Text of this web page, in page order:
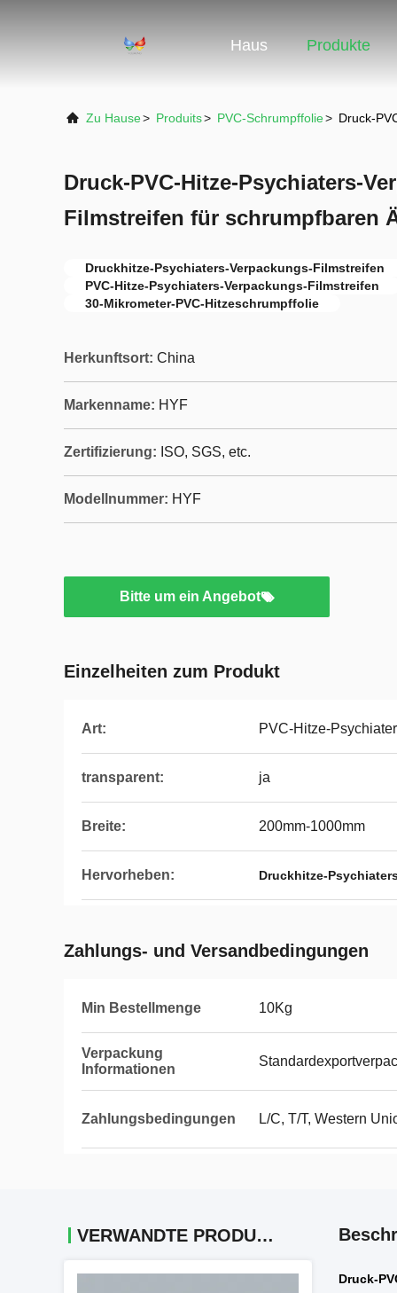
Haus Produkte
Zu Hause> Produits> PVC-Schrumpffolie> Druck-
Druck-PVC-Hitze-Psychiaters-
Filmstreifen für schrumpfbaren
Druckhitze-Psychiaters-Verpackungs-Filmstreifen
PVC-Hitze-Psychiaters-Verpackungs-Filmstreifen
30-Mikrometer-PVC-Hitzeschrumpffolie
Herkunftsort: China
Markenname: HYF
Zertifizierung: ISO, SGS, etc.
Modellnummer: HYF
Bitte um ein Angebot
Einzelheiten zum Produkt
Art: PVC-Hitze-
transparent: ja
Breite: 200mm-1000mm
Hervorheben: Druckhitze-
Zahlungs- und Versandbedingungen
Min Bestellmenge 10Kg
Verpackung
Informationen
Zahlungsbedingungen L/C, T/T, Western
VERWANDTE PRODUKTE
Druck-